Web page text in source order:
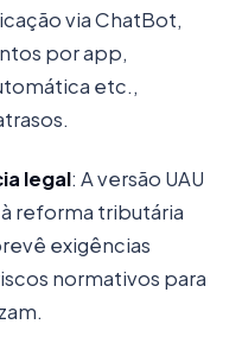
via ChatBot,
por app,
etc.,
legal: A versão UAU
reforma tributária
exigências
normativos para